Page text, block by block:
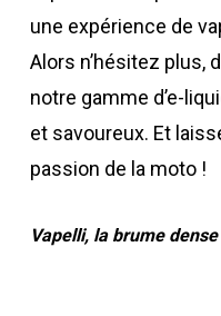
une expérience de
Alors n’hésitez plus,
notre gamme d’e-
et savoureux. Et
passion de la moto !
Vapelli, la brume